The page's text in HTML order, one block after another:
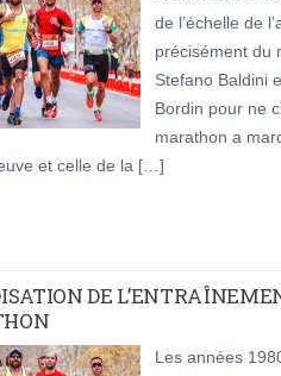
de l’échelle de
précisément du
Stefano Baldini
Bordin pour ne
marathon a
et celle de la […]
DE
Les années